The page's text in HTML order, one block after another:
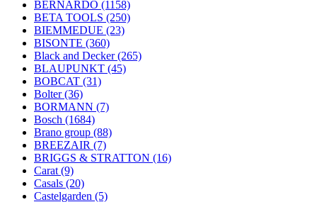
BERNARDO (1158)
BETA TOOLS (250)
BIEMMEDUE (23)
BISONTE (360)
Black and Decker(265)
BLAUPUNKT (45)
BOBCAT (31)
Bolter(36)
BORMANN (7)
Bosch (1684)
Brano group (88)
BREEZAIR (7)
BRIGGS & STRATTON (16)
Carat (9)
Casals (20)
Castelgarden (5)